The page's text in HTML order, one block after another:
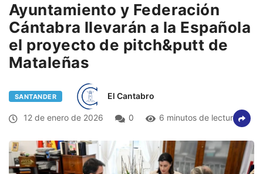
Ayuntamiento y Federación
Cántabra llevarán a la Española
el proyecto de pitch&putt de
Mataleñas
SANTANDER El Cantabro
12 de enero de 2026 0 6 minutos de lectura